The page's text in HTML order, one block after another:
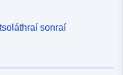
sonraí